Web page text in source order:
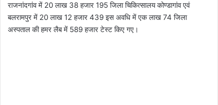
राजनांदगांव में 20 लाख 38 हजार 195 जिला चिकित्सालय कोण्डागांव एवं
बलरामपुर में 20 लाख 12 हजार 439 इस अवधि में एक लाख 74 जिला
अस्पताल की हमर लैब में 589 हजार टेस्ट किए गए।